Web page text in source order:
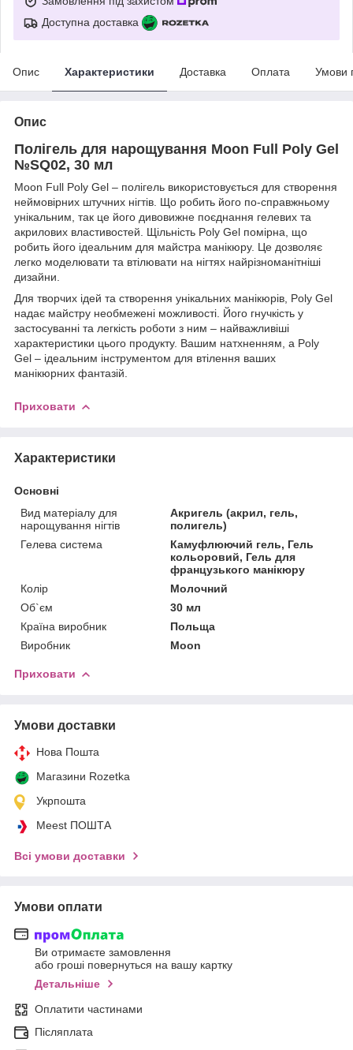
Доступна доставка
Опис Характеристики Доставка Оплата Умови
Опис
Полігель для нарощування Moon Full Poly Gel
№SQ02, 30 мл
Moon Full Poly Gel – полігель використовується для створення
неймовірних штучних нігтів. Що робить його по-справжньому
унікальним, так це його дивовижне поєднання гелевих та
акрилових властивостей. Щільність Poly Gel помірна, що
робить його ідеальним для майстра манікюру. Це дозволяє
легко моделювати та втілювати на нігтях найрізноманітніші
дизайни.
Для творчих ідей та створення унікальних манікюрів, Poly Gel
надає майстру необмежені можливості. Його гнучкість у
застосуванні та легкість роботи з ним – найважливіші
характеристики цього продукту. Вашим натхненням, а Poly
Gel – ідеальним інструментом для втілення ваших
манікюрних фантазій.
Приховати
Характеристики
Основні
Вид матеріалу для
нарощування нігтів
Акригель (акрил, гель,
полигель)
Гелева система
Камуфлюючий гель, Гель
кольоровий, Гель для
французького манікюру
Колір
Молочний
Об`єм
30 мл
Країна виробник
Польща
Виробник
Moon
Приховати
Умови доставки
Нова Пошта
Магазини Rozetka
Укрпошта
Meest ПОШТА
Всі умови доставки
Умови оплати
Ви отримаєте замовлення
або гроші повернуться на вашу картку
Детальніше
Оплатити частинами
Післяплата